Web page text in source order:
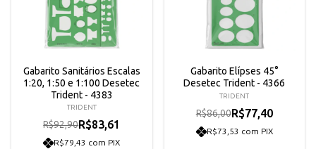
Gabarito Sanitários Escalas
1:20, 1:50 e 1:100 Desetec
Trident - 4383
TRIDENT
R$92,90R$83,61
R$79,43 com PIX
Gabarito Elípses 45°
Desetec Trident - 4366
TRIDENT
R$86,00R$77,40
R$73,53 com PIX